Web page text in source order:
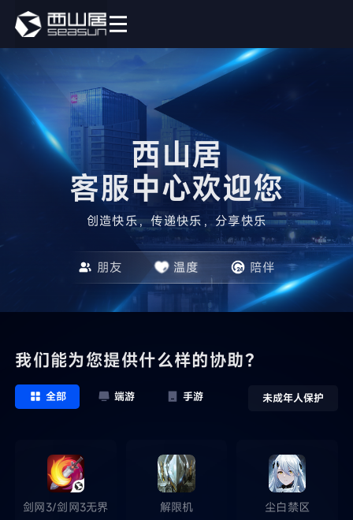
创造快乐，传递快乐，分享快乐
西山居
客服中心欢迎您
朋友 温度 陪伴
我们能为您提供什么样的协助？
全部 端游 手游 未成年人保护
剑网3/剑网3无界 解限机 尘白禁区